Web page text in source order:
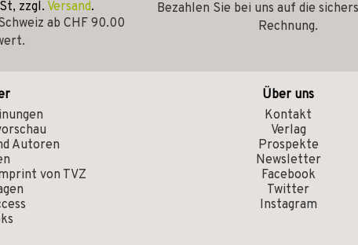
zzgl. Versand.
ab CHF 90.00
Bezahlen Sie bei uns auf die
Rechnung.
Autoren
von TVZ
Über uns
Kontakt
Verlag
Prospekte
Newsletter
Facebook
Twitter
Instagram